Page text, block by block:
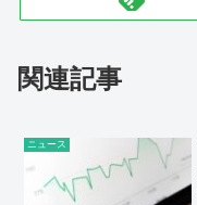
関連記事
ニュース